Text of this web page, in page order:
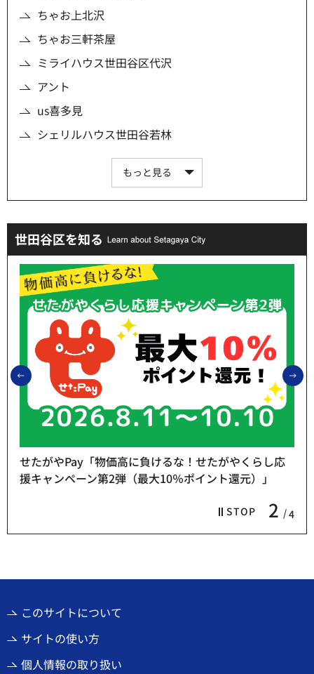
ちゃお上北沢
ちゃお三軒茶屋
ミライハウス世田谷区代沢
アント
us喜多見
シェリルハウス世田谷若林
もっと見る
世田谷区を知る
前のスライドを表示
STOP 2 4
せたがやPay「物価高に負けるな！せたがやくらし応
援キャンペーン第2弾（最大10％ポイント還元）」
このサイトについて
サイトの使い方
個人情報の取り扱い